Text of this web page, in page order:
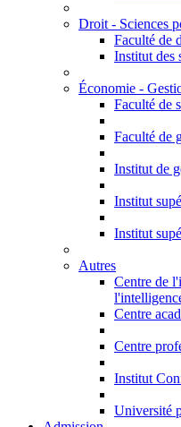
Droit - Sciences
Faculté de
Institut des
Économie -
Faculté de
Faculté de
Institut de
Institut
Institut
Autres
Centre de
Centre
Centre
Institut
Université